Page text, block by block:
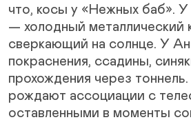
что, косы у «Нежных баб».
— холодный металлический
сверкающий на солнце. У
покраснения, ссадины,
прохождения через
рождают ассоциации с
оставленными в моменты